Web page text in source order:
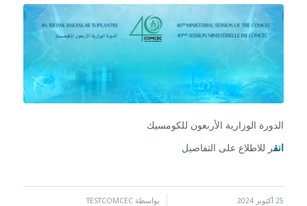
الدورة الوزارية الأربعون للكومسيك
انقر للاطلاع على التفاصيل
25 أكتوبر 2024 بواسطة TESTCOMCEC